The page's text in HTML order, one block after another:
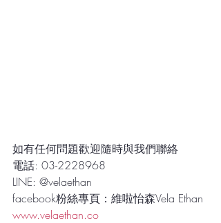
如有任何問題歡迎隨時與我們聯絡
電話: 03-2228968
LINE: @velaethan
facebook粉絲專頁：維啦怡森Vela Ethan
www.velaethan.co